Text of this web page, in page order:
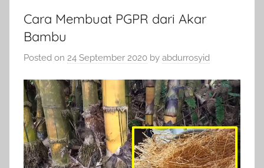
Cara Membuat PGPR dari Akar
Bambu
Posted on 24 September 2020 by abdurrosyid